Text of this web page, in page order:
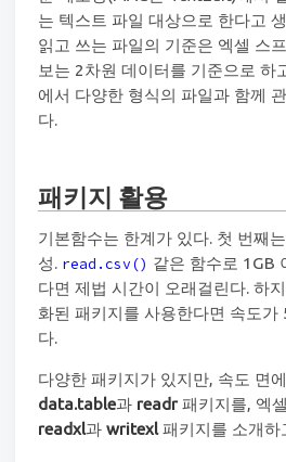
는 텍스트 파일 대상으로 한다고
읽고 쓰는 파일의 기준은 엑셀 스
보는 2차원 데이터를 기준으로 하
에서 다양한 형식의 파일과 함께
다.
패키지 활용
기본함수는 한계가 있다. 첫 번째
성. read.csv() 같은 함수로 1GB
다면 제법 시간이 오래걸린다. 하
화된 패키지를 사용한다면 속도가
다.
다양한 패키지가 있지만, 속도 면
data.table과 readr패키지를, 엑
readxl과 writexl패키지를 소개하